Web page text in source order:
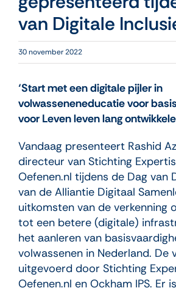
Kennisbank
Over Oefenen.nl
Contact
van Digitale
30 november 2022
‘Start met een digitale pijler in
volwasseneneducatie voor
voor Leven leven lang
Vandaag presenteert Rashid
directeur van Stichting
Oefenen.nl tijdens de Dag van
van de Alliantie Digitaal
uitkomsten van de verkenning
tot een betere (digitale)
het aanleren van
volwassenen in Nederland. De
uitgevoerd door Stichting
Oefenen.nl en Ockham IPS. Er